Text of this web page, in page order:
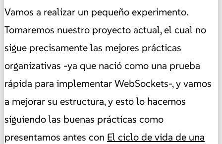
Vamos a realizar un pequeño experimento.
Tomaremos nuestro proyecto actual, el cual no
sigue precisamente las mejores prácticas
organizativas -ya que nació como una prueba
rápida para implementar WebSockets-, y vamos
a mejorar su estructura, y esto lo hacemos
siguiendo las buenas prácticas como
presentamos antes con El ciclo de vida de una